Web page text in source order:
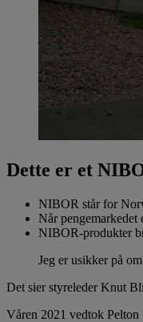
Dette er et
NIBOR står for
Når pengemarkedet
NIBOR-produkter
Jeg er usikker på
Det sier styreleder Knut
Våren 2021 vedtok Pelton